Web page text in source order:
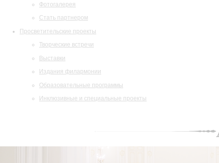
Фотогалерея
Стать партнером
Просветительские проекты
Творческие встречи
Выставки
Издания филармонии
Образовательные программы
Инклюзивные и специальные проекты